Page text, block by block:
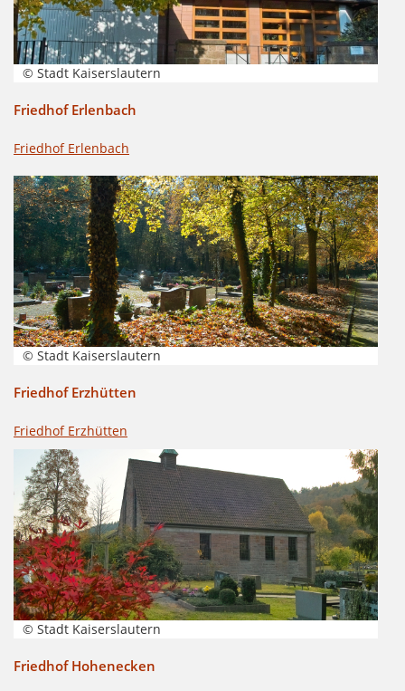
© Stadt Kaiserslautern
Friedhof Erlenbach
Friedhof Erlenbach
© Stadt Kaiserslautern
Friedhof Erzhütten
Friedhof Erzhütten
© Stadt Kaiserslautern
Friedhof Hohenecken